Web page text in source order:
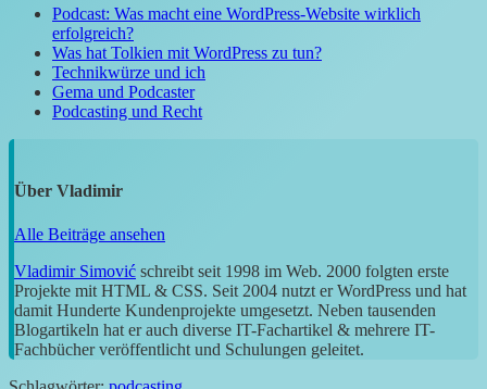
Podcast: Was macht eine WordPress-Website wirklich
erfolgreich?
Was hat Tolkien mit WordPress zu tun?
Technikwürze und ich
Gema und Podcaster
Podcasting und Recht
Über Vladimir
Alle Beiträge ansehen
Vladimir Simović schreibt seit 1998 im Web. 2000 folgten erste
Projekte mit HTML & CSS. Seit 2004 nutzt er WordPress und hat
damit Hunderte Kundenprojekte umgesetzt. Neben tausenden
Blogartikeln hat er auch diverse IT-Fachartikel & mehrere IT-
Fachbücher veröffentlicht und Schulungen geleitet.